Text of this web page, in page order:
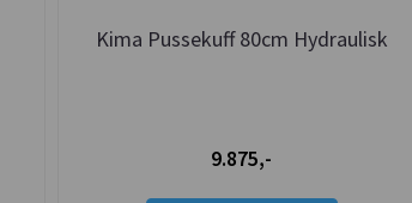
Kima Pussekuff 80cm Hydraulisk
9.875,-